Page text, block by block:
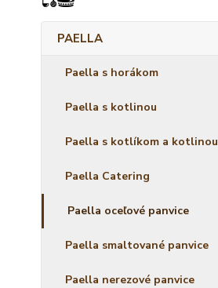
PAELLA
Paella s horákom
Paella s kotlinou
Paella s kotlíkom a kotlinou
Paella Catering
Paella oceľové panvice
Paella smaltované panvice
Paella nerezové panvice